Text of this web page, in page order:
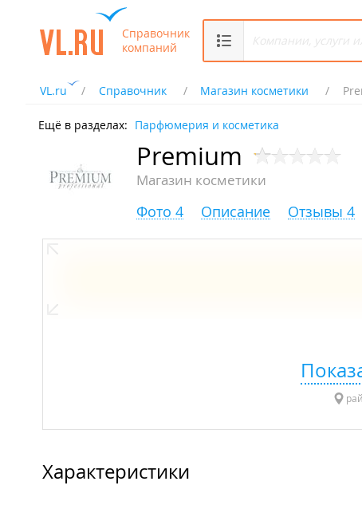
Справочник
компаний
VL.ru Справочник Магазин косметики
Ещё в разделах: Парфюмерия и косметика
Premium
Магазин косметики
Фото 4 Описание Отзывы 4
Характеристики